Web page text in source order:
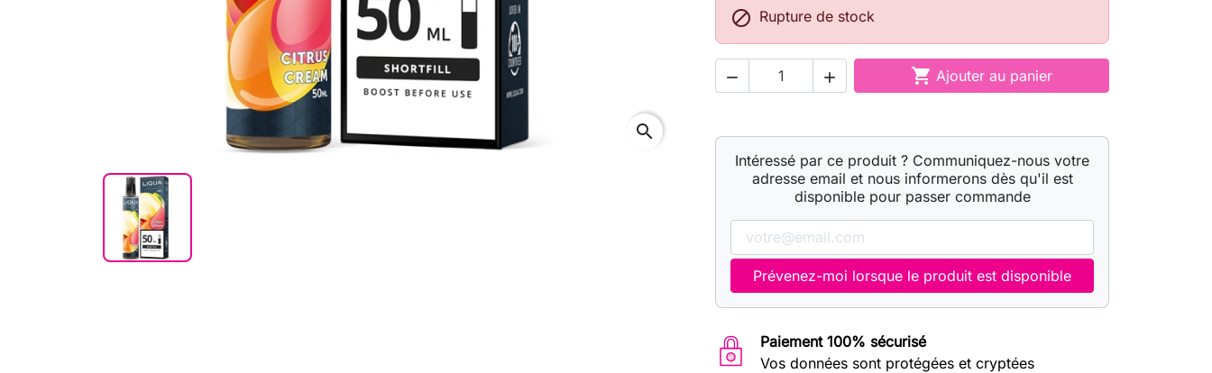
search
 Rupture de stock
   Ajouter au panier
Intéressé par ce produit ? Communiquez-nous votre
adresse email et nous informerons dès qu'il est
disponible pour passer commande
Prévenez-moi lorsque le produit est disponible
Paiement 100% sécurisé
Vos données sont protégées et cryptées